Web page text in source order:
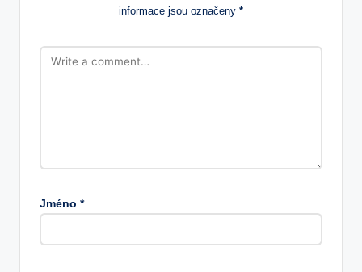
informace jsou označeny *
Jméno *